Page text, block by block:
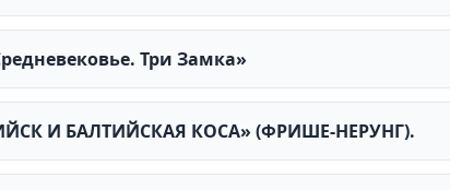
Три Замка»
И БАЛТИЙСКАЯ КОСА» (ФРИШЕ-НЕРУНГ).